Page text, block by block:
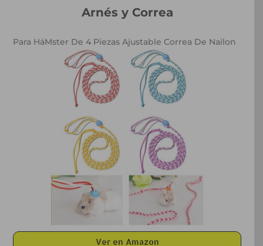
Arnés y Correa
Para HáMster De 4 Piezas Ajustable Correa De Nailon
Ver en Amazon